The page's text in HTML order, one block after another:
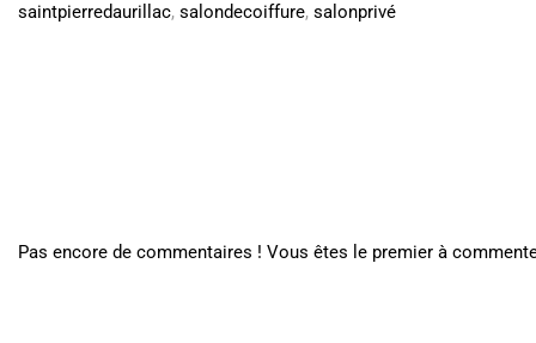
saintpierredaurillac, salondecoiffure, salonprivé
Pas encore de commentaires ! Vous êtes le premier à